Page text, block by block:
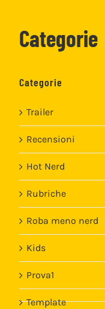
Categorie
Categorie
Trailer
Recensioni
Hot Nerd
Rubriche
Roba meno nerd
Kids
Prova1
Template